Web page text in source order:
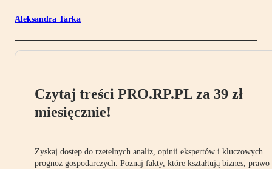
Aleksandra Tarka
Czytaj treści PRO.RP.PL za 39 zł
miesięcznie!
Zyskaj dostęp do rzetelnych analiz, opinii ekspertów i kluczowych
prognoz gospodarczych. Poznaj fakty, które kształtują biznes, prawo